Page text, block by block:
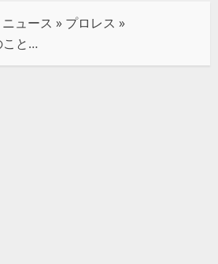
ニュース » プロレス »
【DDT】「俺っちのこともお世話してくれよ！」葛西純が岡谷英樹との激闘でDDTマット再上陸を熱望！